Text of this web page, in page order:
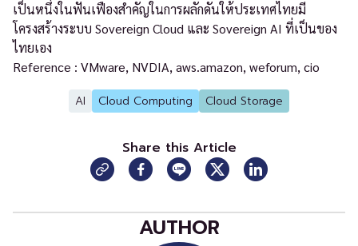
เป็นหนึ่งในฟันเฟืองสำคัญในการผลักดันให้ประเทศไทยมี
โครงสร้างระบบ Sovereign Cloud และ Sovereign AI ที่เป็นของ
ไทยเอง
Reference : VMware, NVDIA, aws.amazon, weforum, cio
AI Cloud Computing Cloud Storage
Share this Article
AUTHOR